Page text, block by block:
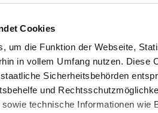
Cookies
um die Funktion der Webseite,
in vollem Umfang nutzen.
Sicherheitsbehörden
und
technische Informationen wie